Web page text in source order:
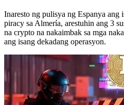
Inaresto ng pulisya ng Espanya ang
piracy sa Almería, arestuhin ang 3
na crypto na nakaimbak sa mga
ang isang dekadang operasyon.